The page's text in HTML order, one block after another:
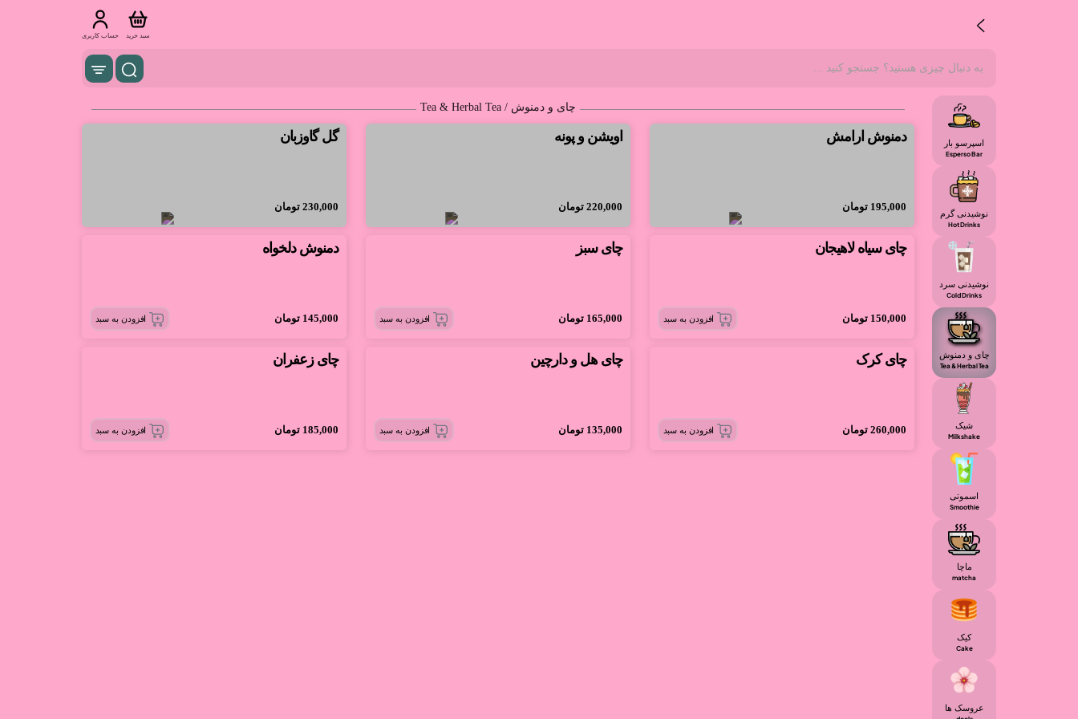
حساب کاربری سبد خرید
اسپرسو بار
Esperso Bar
نوشیدنی گرم
Hot Drinks
نوشیدنی سرد
Cold Drinks
چای و دمنوش
Tea & Herbal Tea
شیک
Milkshake
اسموتی
Smoothie
ماچا
matcha
کیک
Cake
عروسک ها
چای و دمنوش / Tea & Herbal Tea
دمنوش ارامش
195,000 تومان
اویشن و پونه
220,000 تومان
گل گاوزبان
230,000 تومان
چای سیاه لاهیجان
150,000 تومان افزودن به سبد
چای سبز
165,000 تومان افزودن به سبد
دمنوش دلخواه
145,000 تومان افزودن به سبد
چای کرک
260,000 تومان افزودن به سبد
چای هل و دارچین
135,000 تومان افزودن به سبد
چای زعفران
185,000 تومان افزودن به سبد